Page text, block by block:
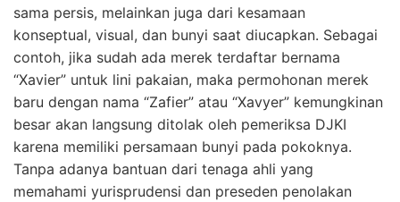
sama persis, melainkan juga dari kesamaan
konseptual, visual, dan bunyi saat diucapkan. Sebagai
contoh, jika sudah ada merek terdaftar bernama
“Xavier” untuk lini pakaian, maka permohonan merek
baru dengan nama “Zafier” atau “Xavyer” kemungkinan
besar akan langsung ditolak oleh pemeriksa DJKI
karena memiliki persamaan bunyi pada pokoknya.
Tanpa adanya bantuan dari tenaga ahli yang
memahami yurisprudensi dan preseden penolakan